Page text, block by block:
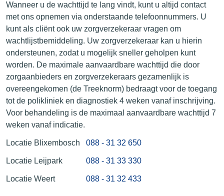
Wanneer u de wachttijd te lang vindt, kunt u altijd contact
met ons opnemen via onderstaande telefoonnummers. U
kunt als cliënt ook uw zorgverzekeraar vragen om
wachtlijstbemiddeling. Uw zorgverzekeraar kan u hierin
ondersteunen, zodat u mogelijk sneller geholpen kunt
worden. De maximale aanvaardbare wachttijd die door
zorgaanbieders en zorgverzekeraars gezamenlijk is
overeengekomen (de Treeknorm) bedraagt voor de toegang
tot de polikliniek en diagnostiek 4 weken vanaf inschrijving.
Voor behandeling is de maximaal aanvaardbare wachttijd 7
weken vanaf indicatie.
Locatie Blixembosch 088 - 31 32 650
Locatie Leijpark 088 - 31 33 330
Locatie Weert 088 - 31 32 433